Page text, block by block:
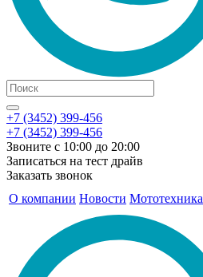
+7 (3452) 399-456
+7 (3452) 399-456
Звоните с 10:00 до 20:00
Записаться на тест драйв
Заказать звонок
О компании Новости Мототехника